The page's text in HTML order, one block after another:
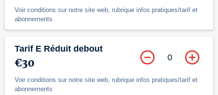
Voir conditions sur notre site web, rubrique infos pratiques/tarif et
abonnements
Tarif E Réduit debout
€30
Voir conditions sur notre site web, rubrique infos pratiques/tarif et
abonnements
0